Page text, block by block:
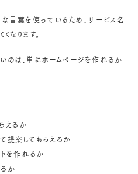
言葉を使っているため、サービス名
なります。
のは、単にホームページを作れるか
えるか
提案してもらえるか
を作れるか
か